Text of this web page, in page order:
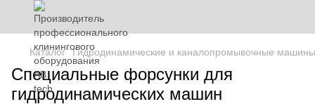
Каталог Гидродинамические и каналопромывочные машины
Специальные форсунки для
гидродинамических машин